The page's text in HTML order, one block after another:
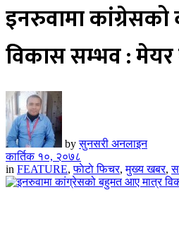
इनरुवामा
विकास सम्भव : मेयर
by सुनसरी अनलाइन
कार्तिक १०, २०७८
in FEATURE,फाेटाे फिचर,मुख्य खबर,